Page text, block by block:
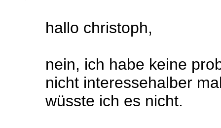
hallo christoph,
nein, ich habe keine
nicht interessehalber
wüsste ich es nicht.